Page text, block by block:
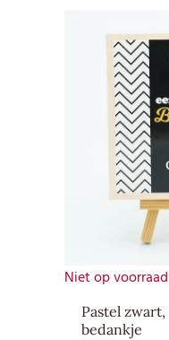
Niet op voorraad
Pastel
bedankje